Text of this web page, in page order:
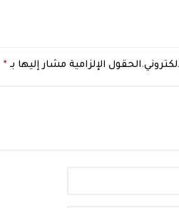
الحقول الإلزامية مشار إليها بـ *